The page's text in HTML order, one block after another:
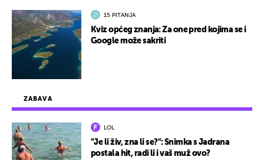
ZABAVA
LOL
"Je li živ, zna li se?": Snimka s Jadrana
postala hit, radi li i vaš muž ovo?
15 PITANJA
Kviz općeg znanja: Za one pred kojima se i
Google može sakriti